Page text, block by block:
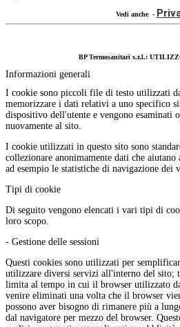
Vedi anche -
BP Termosanitari s.r.l.:
Informazioni generali
I cookie sono piccoli file di testo utilizzati
memorizzare i dati relativi a uno specifico
dispositivo dell'utente e vengono esaminati
nuovamente al sito.
I cookie utilizzati in questo sito sono
collezionare anonimamente dati che
ad esempio le statistiche di navigazione dei
Tipi di cookie
Di seguito vengono elencati i vari tipi di
loro scopo.
- Gestione delle sessioni
Questi cookies sono utilizzati per
utilizzare diversi servizi all'interno del sito;
limita al tempo in cui il browser utilizzato
venire eliminati una volta che il browser
possono aver bisogno di rimanere più a
dal navigatore per mezzo del browser.